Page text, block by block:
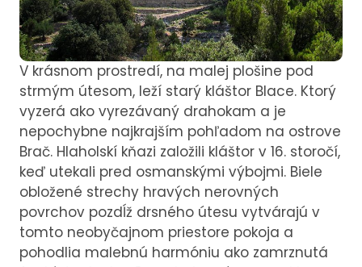
V krásnom prostredí, na malej plošine pod
strmým útesom, leží starý kláštor Blace. Ktorý
vyzerá ako vyrezávaný drahokam a je
nepochybne najkrajším pohľadom na ostrove
Brač. Hlaholskí kňazi založili kláštor v 16. storočí,
keď utekali pred osmanskými výbojmi. Biele
obložené strechy hravých nerovných
povrchov pozdĺž drsného útesu vytvárajú v
tomto neobyčajnom priestore pokoja a
pohodlia malebnú harmóniu ako zamrznutá